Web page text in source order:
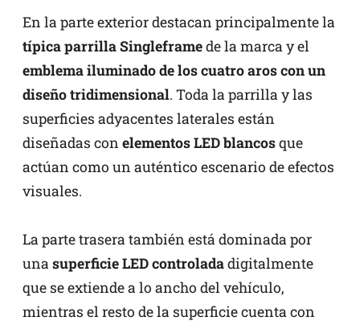
En la parte exterior destacan principalmente la
típica parrilla Singleframede la marca y el
emblema iluminado de los cuatro aros con un
diseño tridimensional. Toda la parrilla y las
superficies adyacentes laterales están
diseñadas con elementos LED blancosque
actúan como un auténtico escenario de efectos
visuales.
La parte trasera también está dominada por
una superficie LED controladadigitalmente
que se extiende a lo ancho del vehículo,
mientras el resto de la superficie cuenta con